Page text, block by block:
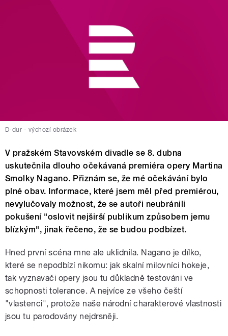
D-dur - výchozí obrázek
V pražském Stavovském divadle se 8. dubna
uskutečnila dlouho očekávaná premiéra opery Martina
Smolky Nagano. Přiznám se, že mé očekávání bylo
plné obav. Informace, které jsem měl před premiérou,
nevylučovaly možnost, že se autoři neubránili
pokušení "oslovit nejširší publikum způsobem jemu
blízkým", jinak řečeno, že se budou podbízet.
Hned první scéna mne ale uklidnila. Nagano je dílko,
které se nepodbízí nikomu: jak skalní milovníci hokeje,
tak vyznavači opery jsou tu důkladně testováni ve
schopnosti tolerance. A nejvíce ze všeho čeští
"vlastenci", protože naše národní charakterové vlastnosti
jsou tu parodovány nejdrsněji.